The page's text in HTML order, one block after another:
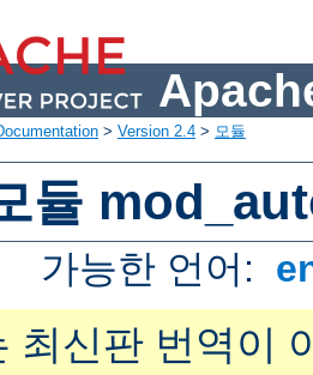
> Version 2.4 > 모듈
듈
가능한 언어:
최신판 번역이